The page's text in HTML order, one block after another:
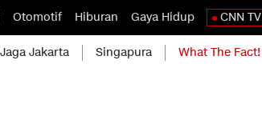
Otomotif Hiburan Gaya Hidup CNN TV
Jakarta Singapura What The Fact!